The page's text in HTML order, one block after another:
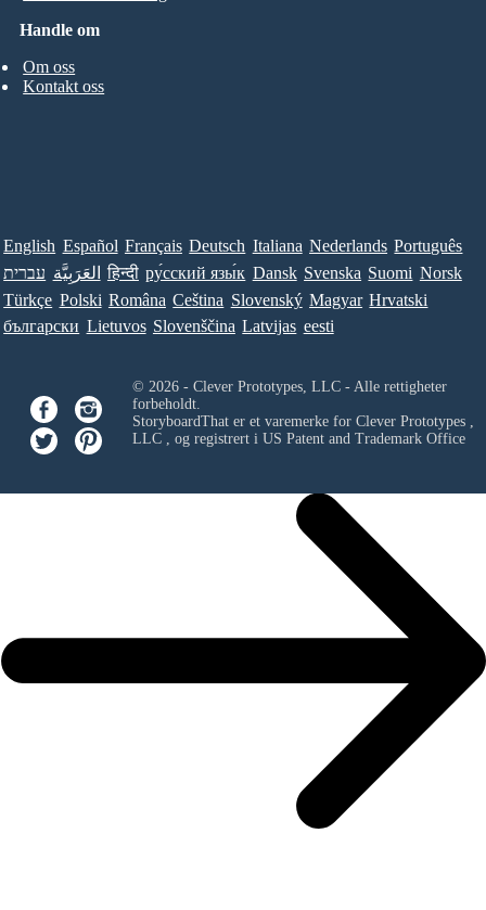
Handle om
Om oss
Kontakt oss
English Español Français Deutsch Italiana Nederlands Português
עברית العَرَبِيَّة हिन्दी ру́сский язы́к Dansk Svenska Suomi Norsk
Türkçe Polski Româna Ceština Slovenský Magyar Hrvatski
български Lietuvos Slovenščina Latvijas eesti
© 2026 - Clever Prototypes, LLC - Alle rettigheter
forbeholdt.
StoryboardThat er et varemerke for Clever Prototypes ,
LLC, og registrert i US Patent and Trademark Office